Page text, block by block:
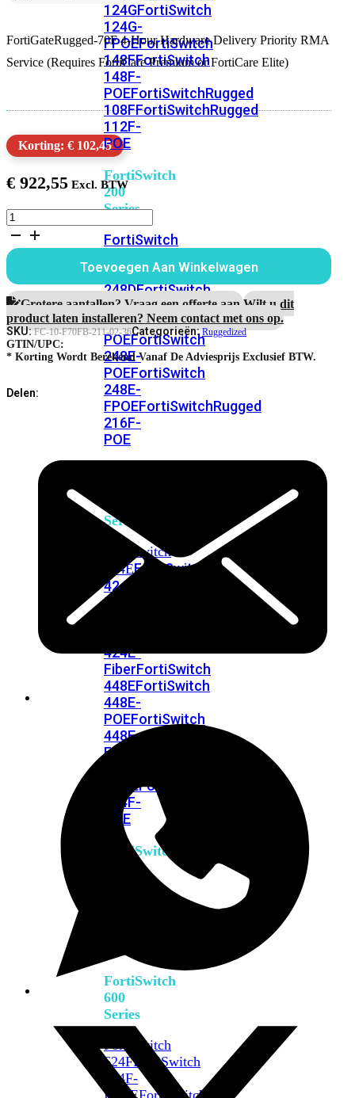
124GFortiSwitch
124G-
FPOEFortiSwitch
148FFortiSwitch
148F-
POEFortiSwitchRugged
108FFortiSwitchRugged
112F-
POE
FortiSwitch
200
Series
FortiSwitch
FPOEFortiSwitch
248DFortiSwitch
224EFortiswitch
224E-
POEFortiSwitch
248E-
POEFortiSwitch
248E-
FPOEFortiSwitchRugged
216F-
POE
Series
FortiSwitch
424EFortiSwitch
424E-
POE
424E-
FiberFortiSwitch
448EFortiSwitch
448E-
POEFortiSwitch
448E-
FPOE
FPOEFortiSwitchRugged
424F-
POE
FortiSwitch
FortiSwitch
600
Series
FortiSwitch
624FFortiSwitch
624F-
FPOEFortiSwitch
FortiGateRugged-70F 4-Hour Hardware Delivery Priority RMA
Service (Requires FortiCare Premium or FortiCare Elite)
Korting: € 102,45
€ 922,55
FortiGateRugged-
70F
Jaar
4-
uur
Hardware
RMA
Service
aantal
Toevoegen Aan Winkelwagen
Grotere aantallen? Vraag een offerte aan.Wilt u dit
product laten installeren? Neem contact met ons op.
SKU:FC-10-F70FB-211-02-36Categorieën:Ruggedized
GTIN/UPC:
* Korting Wordt Berekend Vanaf De Adviesprijs Exclusief BTW.
Delen: